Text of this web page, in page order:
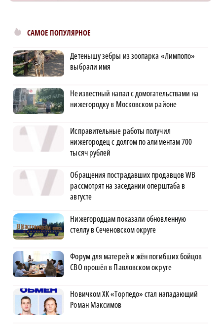
САМОЕ ПОПУЛЯРНОЕ
Детенышу зебры из зоопарка «Лимпопо»
выбрали имя
Неизвестный напал с домогательствами на
нижегородку в Московском районе
Исправительные работы получил
нижегородец с долгом по алиментам 700
тысяч рублей
Обращения пострадавших продавцов WB
рассмотрят на заседании оперштаба в
августе
Нижегородцам показали обновленную
стеллу в Сеченовском округе
Форум для матерей и жён погибших бойцов
СВО прошёл в Павловском округе
Новичком ХК «Торпедо» стал нападающий
Роман Максимов